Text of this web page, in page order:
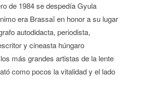
de 1984 se despedía Gyula
era Brassaï en honor a su lugar
autodidacta, periodista,
y cineasta húngaro
más grandes artistas de la lente
como pocos la vitalidad y el lado